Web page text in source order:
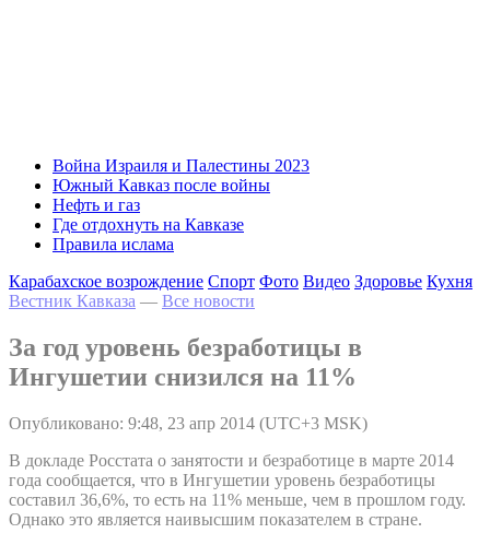
Война Израиля и Палестины 2023
Южный Кавказ после войны
Нефть и газ
Где отдохнуть на Кавказе
Правила ислама
Карабахское возрождение Спорт Фото Видео Здоровье Кухня
Вестник Кавказа — Все новости
За год уровень безработицы в
Ингушетии снизился на 11%
Опубликовано: 9:48, 23 апр 2014 (UTC+3 MSK)
В докладе Росстата о занятости и безработице в марте 2014
года сообщается, что в Ингушетии уровень безработицы
составил 36,6%, то есть на 11% меньше, чем в прошлом году.
Однако это является наивысшим показателем в стране.